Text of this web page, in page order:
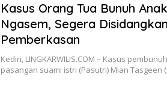
Kasus Orang Tua Bunuh
Ngasem, Segera
Pemberkasan
Kediri, LINGKARWILIS.COM – Kasus
pasangan suami istri (Pasutri) Mian Tasgeen